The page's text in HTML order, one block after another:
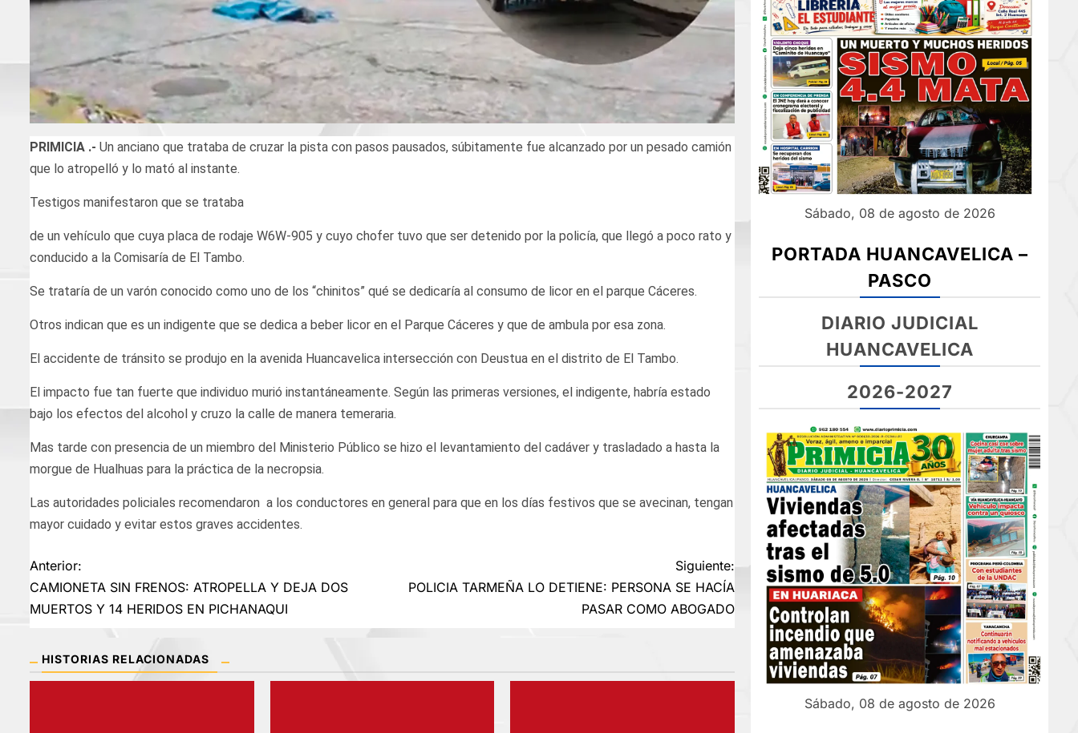
PRIMICIA .- Un anciano que trataba de cruzar la pista con pasos pausados, súbitamente fue alcanzado por un pesado camión
que lo atropelló y lo mató al instante.
Testigos manifestaron que se trataba
de un vehículo que cuya placa de rodaje W6W-905 y cuyo chofer tuvo que ser detenido por la policía, que llegó a poco rato y
conducido a la Comisaría de El Tambo.
Se trataría de un varón conocido como uno de los “chinitos” qué se dedicaría al consumo de licor en el parque Cáceres.
Otros indican que es un indigente que se dedica a beber licor en el Parque Cáceres y que de ambula por esa zona.
El accidente de tránsito se produjo en la avenida Huancavelica intersección con Deustua en el distrito de El Tambo.
El impacto fue tan fuerte que individuo murió instantáneamente. Según las primeras versiones, el indigente, habría estado
bajo los efectos del alcohol y cruzo la calle de manera temeraria.
Mas tarde con presencia de un miembro del Ministerio Público se hizo el levantamiento del cadáver y trasladado a hasta la
morgue de Hualhuas para la práctica de la necropsia.
Las autoridades policiales recomendaron a los conductores en general para que en los días festivos que se avecinan, tengan
mayor cuidado y evitar estos graves accidentes.
Navegación
de
Anterior:
CAMIONETA SIN FRENOS: ATROPELLA Y DEJA DOS
MUERTOS Y 14 HERIDOS EN PICHANAQUI
Siguiente:
POLICIA TARMEÑA LO DETIENE: PERSONA SE HACÍA
PASAR COMO ABOGADO
HISTORIAS RELACIONADAS
Sábado, 08 de agosto de 2026
PORTADA HUANCAVELICA –
PASCO
DIARIO JUDICIAL
HUANCAVELICA
2026-2027
Sábado, 08 de agosto de 2026